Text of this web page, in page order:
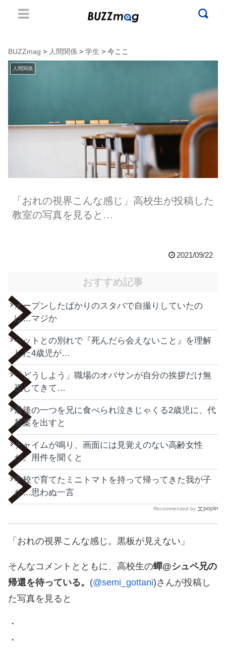
BUZZmag > 人間関係 > 学生 > 今ここ
人間関係
「おれの視界こんな感じ」高校生が投稿した
教室の写真を見ると…
2021/09/22
おすすめ記事
オープンしたばかりのスタバで自撮りしていたの
は…マジか
ペットとの別れで『死んだら会えないこと』を理解
した4歳児が…
「どうしよう」職場のオバサンが自分の挨拶だけ無
視してきて…
最後の一つを兄に食べられ泣きじゃくる2歳児に、代
替案を出すと
チャイムが鳴り、画面には見覚えのない高齢女性
が。用件を聞くと
学校で育てたミニトマトを持って帰ってきた我が子
が…思わぬ一言
Recommended by
「おれの視界こんな感じ。黒板が見えない」
そんなコメントとともに、高校生の蟬@シュペ兄の
帰還を待っている。 (@semi_gottani)さんが投稿し
た写真を見ると
・
・